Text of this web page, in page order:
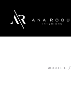
accueil/